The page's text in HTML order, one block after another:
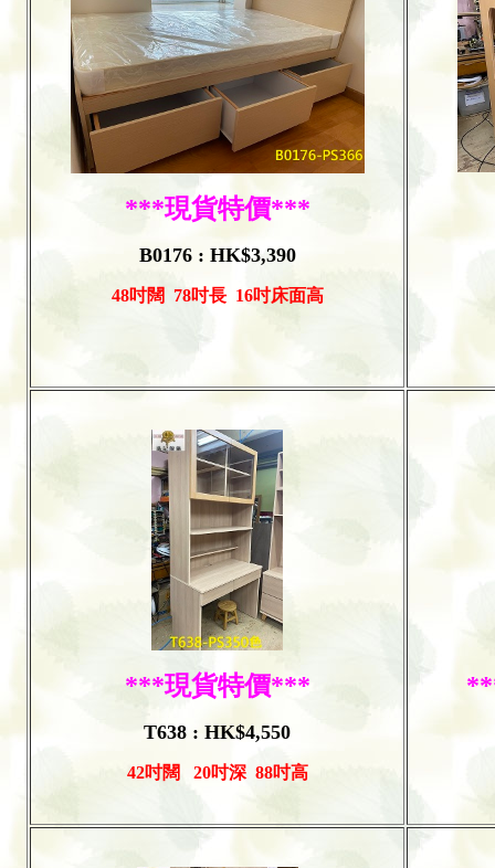
***現貨特價***
B0176 : HK$3,390
48吋闊 78吋長16吋床面高
***現貨特價***
T638 : HK$4,550
42吋闊 20吋深88吋高